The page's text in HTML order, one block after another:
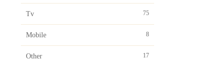
Tv 75
Mobile 8
Other 17